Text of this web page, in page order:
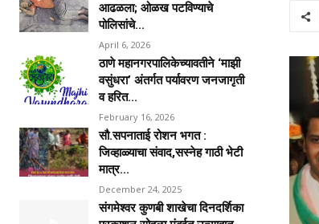
आढळला; ओळख पटविण्याचे
पोलिसांचे...
April 6, 2026
ठाणे महानगरपालिकेच्यावतीने ‘माझी
वसुंधरा’ अंतर्गत पर्यावरण जनजागृती
व हरित...
February 16, 2026
सौ.सपनाताई रोशन भगत :
जिव्हाळ्याचा संवाद,सस्नेह गाठी भेटी
मात्र...
December 24, 2025
संगमेश्वर कुणबी शाखेचा दिनदर्शिका